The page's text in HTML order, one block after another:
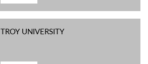
TROY UNIVERSITY